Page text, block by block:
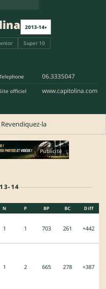
2013-14▾
Super 10
06.3335047
officiel www.capitolina.com
la
Publicité
14
N P BP BC Diff
1 1 703 261 +442
1 2 665 278 +387